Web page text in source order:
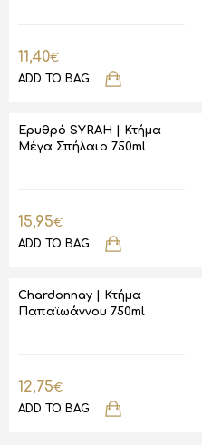
11,40€
ADD TO BAG
Ερυθρό SYRAH | Κτήμα
Μέγα Σπήλαιο 750ml
15,95€
ADD TO BAG
Chardonnay | Κτήμα
Παπαϊωάννου 750ml
12,75€
ADD TO BAG